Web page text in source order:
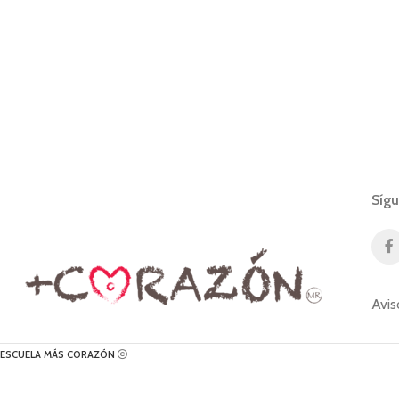
ESCUELA MÁS CORAZÓN